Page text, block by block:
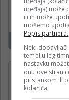
Banjaluka
uređaja) može
ili ih može
možemo
Popis partnera.
Neki
temelju
nastavku
dnu ove
pristankom ili
kolačića.